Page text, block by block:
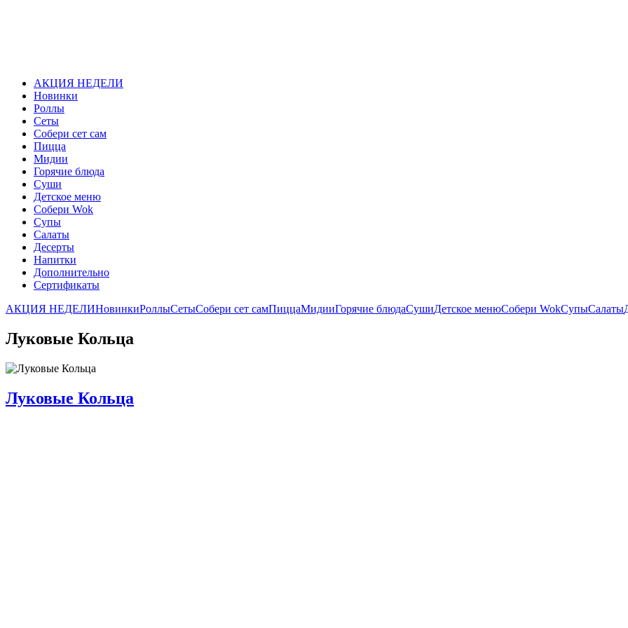
АКЦИЯ НЕДЕЛИ
Новинки
Роллы
Сеты
Собери сет сам
Пицца
Мидии
Горячие блюда
Суши
Детское меню
Собери Wok
Супы
Салаты
Десерты
Напитки
Дополнительно
Сертификаты
АКЦИЯ НЕДЕЛИНовинкиРоллыСетыСобери сет самПиццаМидииГорячие блюдаСушиДетское менюСобери WokСупыСалаты
Луковые Кольца
Луковые Кольца